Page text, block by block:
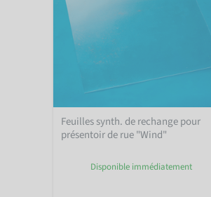
Feuilles synth. de rechange pour
présentoir de rue "Wind"
Disponible immédiatement